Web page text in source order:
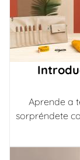
Aprende a
sorpréndete